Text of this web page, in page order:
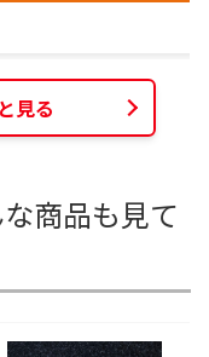
見る
商品も見て